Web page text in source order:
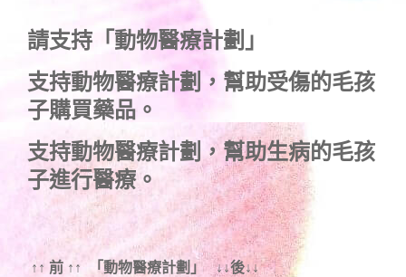
請支持「動物醫療計劃」
支持動物醫療計劃 ，幫助受傷的毛孩
子購買藥品。
支持動物醫療計劃 ，幫助生病的毛孩
子進行醫療。
↑↑ 前 ↑↑ 「動物醫療計劃」 ↓↓後↓↓